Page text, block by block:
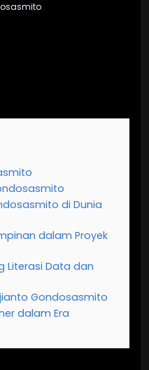
di Dunia
dalam Proyek
Literasi Data dan
Gondosasmito
dalam Era